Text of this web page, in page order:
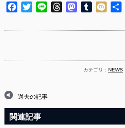
Facebook
TwitterLine ThreadsMastodon
Tumblr
Mixi
カテゴリ：NEWS
過去の記事
関連記事